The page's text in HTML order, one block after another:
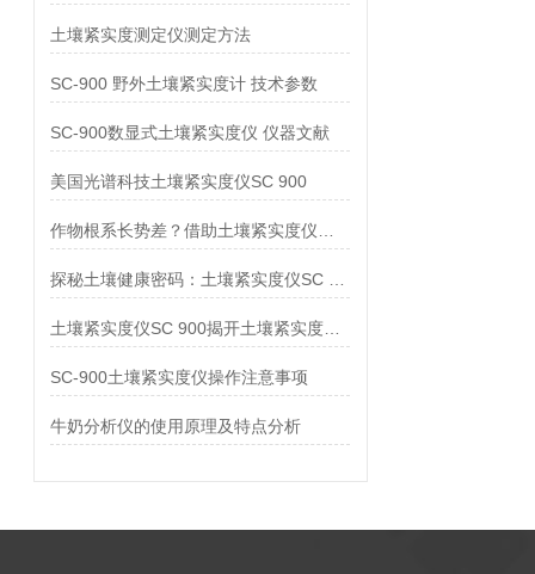
土壤紧实度测定仪测定方法
SC-900 野外土壤紧实度计 技术参数
SC-900数显式土壤紧实度仪 仪器文献
美国光谱科技土壤紧实度仪SC 900
SC-900土壤紧实度仪操作注意事项
牛奶分析仪的使用原理及特点分析